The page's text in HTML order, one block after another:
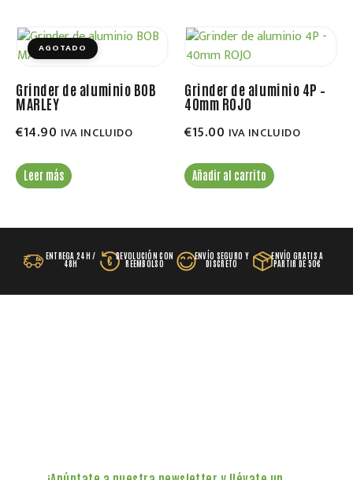
AGOTADO
Grinder de aluminio BOB
MARLEY
€14.90 IVA INCLUIDO
Leer más
Grinder de aluminio 4P –
40mm ROJO
€15.00 IVA INCLUIDO
Añadir al carrito
ENTREGA 24H /
48H € DEVOLUCIÓN CON
REEMBOLSO
ENVÍO SEGURO Y
DISCRETO
ENVÍO GRATIS A
PARTIR DE 50€